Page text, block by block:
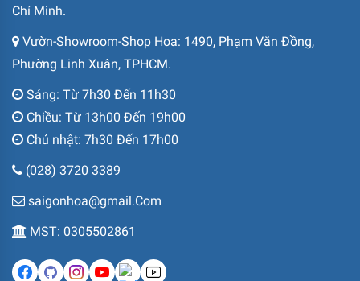
Chí Minh.
Vườn-Showroom-Shop Hoa: 1490, Phạm Văn Đồng,
Phường Linh Xuân, TPHCM.
Sáng: Từ 7h30 Đến 11h30
Chiều: Từ 13h00 Đến 19h00
Chủ nhật: 7h30 Đến 17h00
(028) 3720 3389
saigonhoa@gmail.Com
MST: 0305502861